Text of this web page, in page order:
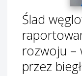
Ślad
rozwoju –
przez